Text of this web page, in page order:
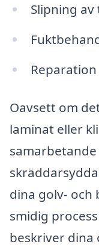
Slipning
Oavsett om
laminat eller
dina golv- och
smidig
beskriver dina